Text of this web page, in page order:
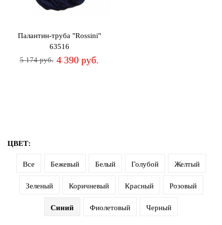
БельеПалантин-труба "Rossini"
63516
5 174 руб. 4 390 руб.
ЦВЕТ:
Все Бежевый Белый Голубой Желтый
Зеленый Коричневый Красный Розовый
Синий Фиолетовый Черный